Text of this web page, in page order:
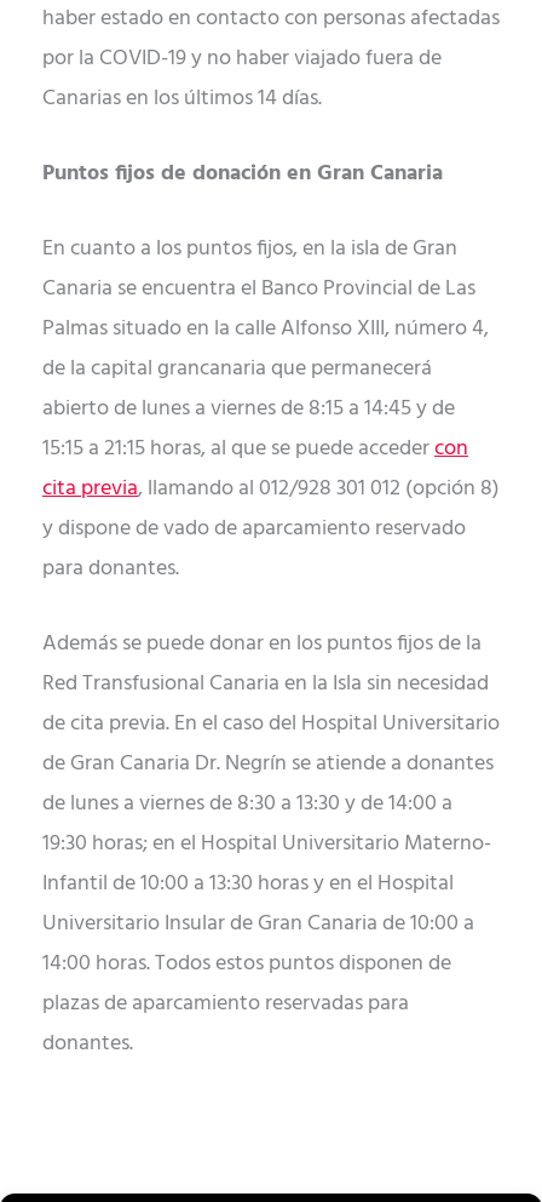
haber estado en contacto con personas afectadas
por la COVID-19 y no haber viajado fuera de
Canarias en los últimos 14 días.
Puntos fijos de donación en Gran Canaria
En cuanto a los puntos fijos, en la isla de Gran
Canaria se encuentra el Banco Provincial de Las
Palmas situado en la calle Alfonso XIII, número 4,
de la capital grancanaria que permanecerá
abierto de lunes a viernes de 8:15 a 14:45 y de
15:15 a 21:15 horas, al que se puede accedercon
cita previa, llamando al 012/928 301 012 (opción 8)
y dispone de vado de aparcamiento reservado
para donantes.
Además se puede donar en los puntos fijos de la
Red Transfusional Canaria en la Isla sin necesidad
de cita previa. En el caso del Hospital Universitario
de Gran Canaria Dr. Negrín se atiende a donantes
de lunes a viernes de 8:30 a 13:30 y de 14:00 a
19:30 horas; en el Hospital Universitario Materno-
Infantil de 10:00 a 13:30 horas y en el Hospital
Universitario Insular de Gran Canaria de 10:00 a
14:00 horas. Todos estos puntos disponen de
plazas de aparcamiento reservadas para
donantes.